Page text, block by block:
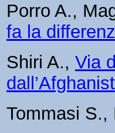
Porro A.,
fa la
Shiri A., Via
Tommasi S.,